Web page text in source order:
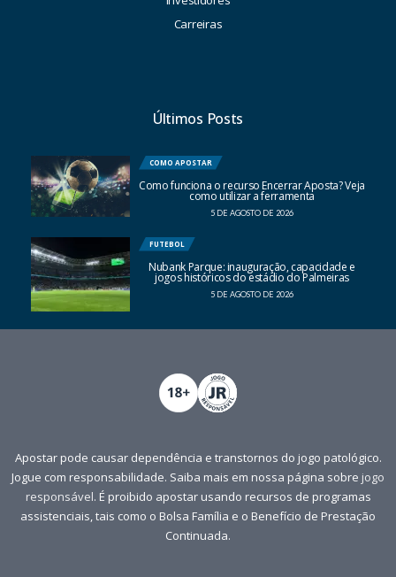
Carreiras
Últimos Posts
COMO APOSTAR
Como funciona o recurso Encerrar Aposta? Veja
como utilizar a ferramenta
5 DE AGOSTO DE 2026
FUTEBOL
Nubank Parque: inauguração, capacidade e
jogos históricos do estádio do Palmeiras
5 DE AGOSTO DE 2026
Apostar pode causar dependência e transtornos do jogo patológico.
Jogue com responsabilidade. Saiba mais em nossa página sobre jogo
responsável. É proibido apostar usando recursos de programas
assistenciais, tais como o Bolsa Família e o Benefício de Prestação
Continuada.